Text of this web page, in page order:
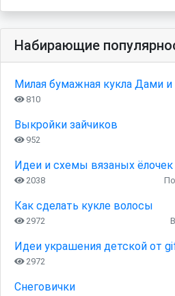
Набирающие
Милая бумажная кукла Дами
810
Выкройки зайчиков
952
Идеи и схемы вязаных ёлочек
2038
Как сделать кукле волосы
2972
Идеи украшения детской от
2972
Снеговички